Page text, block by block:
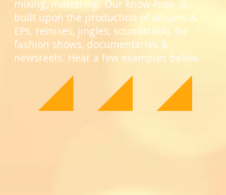
mixing, mastering. Our know-how is
built upon the production of albums &
EPs, remixes, jingles, soundtracks for
fashion shows, documentaries &
newsreels. Hear a few examples below.